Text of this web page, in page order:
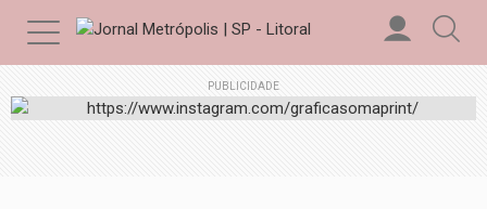
PUBLICIDADE